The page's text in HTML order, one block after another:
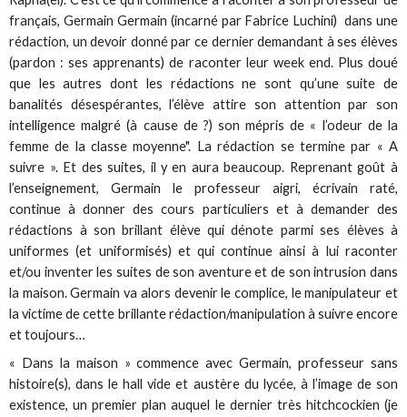
français, Germain Germain (incarné par Fabrice Luchini) dans une
rédaction, un devoir donné par ce dernier demandant à ses élèves
(pardon : ses apprenants) de raconter leur week end. Plus doué
que les autres dont les rédactions ne sont qu’une suite de
banalités désespérantes, l’élève attire son attention par son
intelligence malgré (à cause de ?) son mépris de « l’odeur de la
femme de la classe moyenne". La rédaction se termine par « A
suivre ». Et des suites, il y en aura beaucoup. Reprenant goût à
l’enseignement, Germain le professeur aigri, écrivain raté,
continue à donner des cours particuliers et à demander des
rédactions à son brillant élève qui dénote parmi ses élèves à
uniformes (et uniformisés) et qui continue ainsi à lui raconter
et/ou inventer les suites de son aventure et de son intrusion dans
la maison. Germain va alors devenir le complice, le manipulateur et
la victime de cette brillante rédaction/manipulation à suivre encore
et toujours…
« Dans la maison » commence avec Germain, professeur sans
histoire(s), dans le hall vide et austère du lycée, à l’image de son
existence, un premier plan auquel le dernier très hitchcockien (je